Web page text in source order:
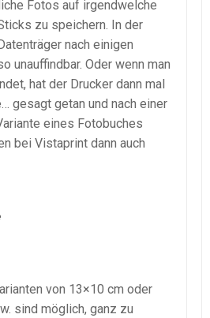
Fotos auf irgendwelche
zu speichern. In der
nach einigen
unauffindbar. Oder wenn man
hat der Drucker dann mal
gesagt getan und nach einer
eines Fotobuches
bei Vistaprint dann auch
von 13×10 cm oder
sind möglich, ganz zu